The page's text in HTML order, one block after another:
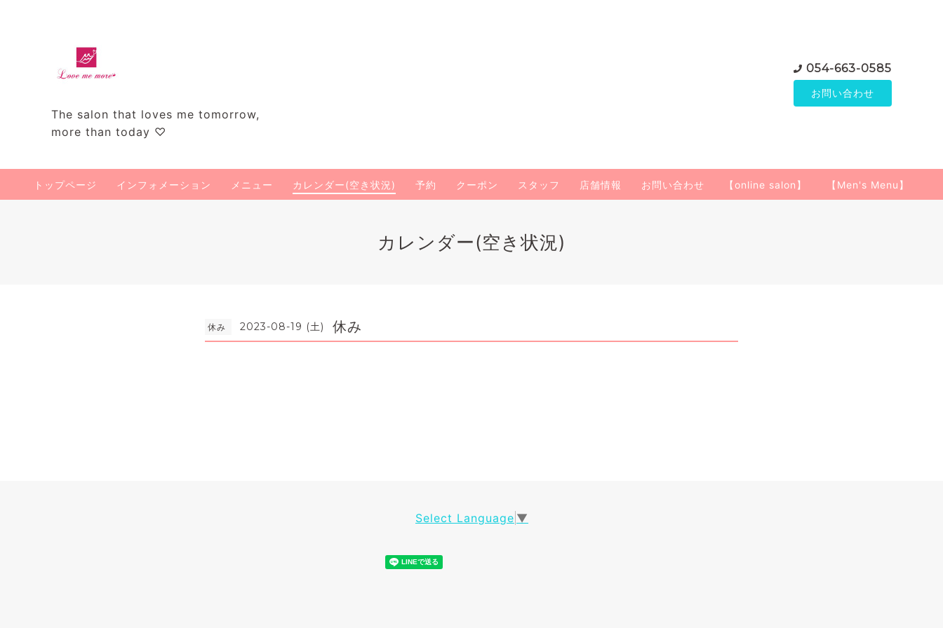
The salon that loves me tomorrow,
more than today ♡
054-663-0585
お問い合わせ
トップページ インフォメーション メニュー カレンダー(空き状況) 予約 クーポン スタッフ 店舗情報 お問い合わせ 【online salon】 【Men's Menu】
カレンダー(空き状況)
休み 2023-08-19 (土) 休み
Select Language ▼